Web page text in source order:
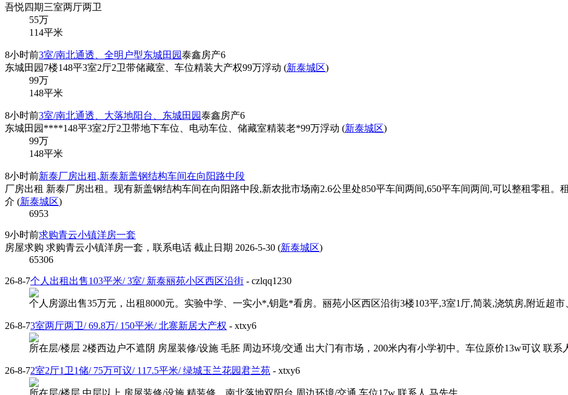
吾悦四期三室两厅两卫
55万
114平米
8小时前3室/南北通透、全明户型东城田园泰鑫房产6
东城田园7楼148平3室2厅2卫带储藏室、车位精装大产权99万浮动 (新泰城区)
99万
148平米
8小时前3室/南北通透、大落地阳台、东城田园泰鑫房产6
东城田园****148平3室2厅2卫带地下车位、电动车位、储藏室精装老*99万浮动 (新泰城区)
99万
148平米
8小时前新泰厂房出租,新泰新盖钢结构车间在向阳路中段
厂房出租 新泰厂房出租。现有新盖钢结构车间在向阳路中段,新农批市场南2.6公里处850平车间两间,650平车间两间,可以整租零租
介 (新泰城区)
6953
9小时前求购青云小镇洋房一套
房屋求购 求购青云小镇洋房一套，联系电话 截止日期 2026-5-30 (新泰城区)
65306
26-8-7个人出租出售103平米/ 3室/ 新泰丽苑小区西区沿街 - czlqq1230
个人房源出售35万元，出租8000元。实验中学、一实小*,钥匙*看房。丽苑小区西区沿街3楼103平,3室1厅,简装,浇筑房,附近超
26-8-73室两厅两卫/ 69.8万/ 150平米/ 北寨新居大产权 - xtxy6
所在层/楼层 2楼西边户不遮阴 房屋装修/设施 毛胚 周边环境/交通 出大门有市场，200米内有小学初中。车位原价13w可议 联系
26-8-72室2厅1卫1储/ 75万可议/ 117.5平米/ 绿城玉兰花园君兰苑 - xtxy6
所在层/楼层 中层以上 房屋装修/设施 精装修，南北落地双阳台 周边环境/交通 车位17w 联系人 马先生...